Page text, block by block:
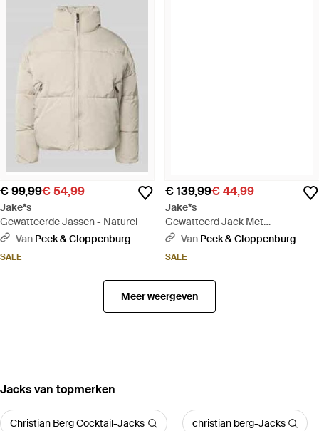
€ 99,99€ 54,99
Jake*s
Gewatteerde Jassen - Naturel
Van Peek & Cloppenburg
SALE
€ 139,99€ 44,99
Jake*s
Gewatteerd Jack Met
Tweewegritssluiting - Zwart
Van Peek & Cloppenburg
SALE
Meer weergeven
‪Jacks‬ van topmerken
Christian Berg Cocktail-Jacks christian berg-Jacks